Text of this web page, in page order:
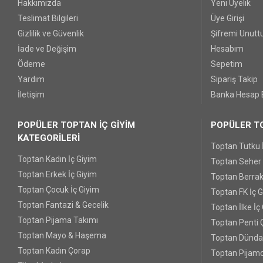
Hakkımızda
Teslimat Bilgileri
Gizlilik ve Güvenlik
İade ve Değişim
Ödeme
Yardım
İletişim
Yeni Üyelik
Üye Girişi
Şifremi
Hesabım
Sepetim
Sipariş Takip
Banka Hesap
POPÜLER TOPTAN İÇ GİYİM
KATEGORİLERİ
Toptan Kadın İç Giyim
Toptan Erkek İç Giyim
Toptan Çocuk İç Giyim
Toptan Fantazi & Gecelik
Toptan Pijama Takımı
Toptan Mayo & Haşema
Toptan Kadın Çorap
POPÜLER
Toptan Tutku
Toptan Seher
Toptan
Toptan FK İç
Toptan İlke İç
Toptan Penti
Toptan
Toptan